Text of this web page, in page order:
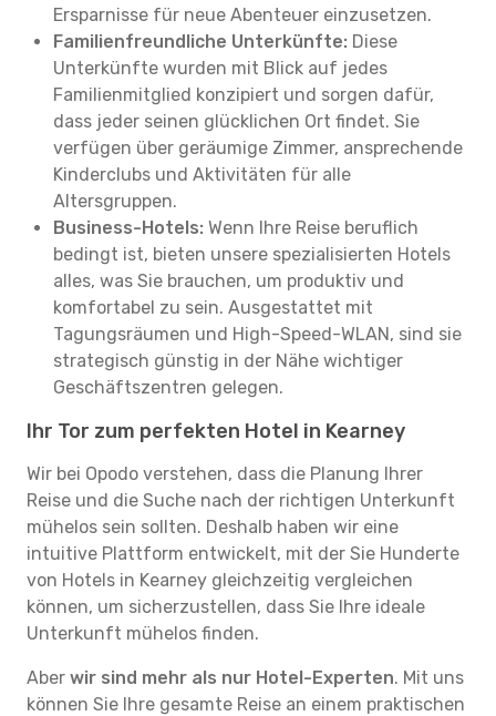
Ersparnisse für neue Abenteuer einzusetzen.
Familienfreundliche Unterkünfte: Diese
Unterkünfte wurden mit Blick auf jedes
Familienmitglied konzipiert und sorgen dafür,
dass jeder seinen glücklichen Ort findet. Sie
verfügen über geräumige Zimmer, ansprechende
Kinderclubs und Aktivitäten für alle
Altersgruppen.
Business-Hotels: Wenn Ihre Reise beruflich
bedingt ist, bieten unsere spezialisierten Hotels
alles, was Sie brauchen, um produktiv und
komfortabel zu sein. Ausgestattet mit
Tagungsräumen und High-Speed-WLAN, sind sie
strategisch günstig in der Nähe wichtiger
Geschäftszentren gelegen.
Ihr Tor zum perfekten Hotel in Kearney
Wir bei Opodo verstehen, dass die Planung Ihrer
Reise und die Suche nach der richtigen Unterkunft
mühelos sein sollten. Deshalb haben wir eine
intuitive Plattform entwickelt, mit der Sie Hunderte
von Hotels in Kearney gleichzeitig vergleichen
können, um sicherzustellen, dass Sie Ihre ideale
Unterkunft mühelos finden.
Aber wir sind mehr als nur Hotel-Experten. Mit uns
können Sie Ihre gesamte Reise an einem praktischen